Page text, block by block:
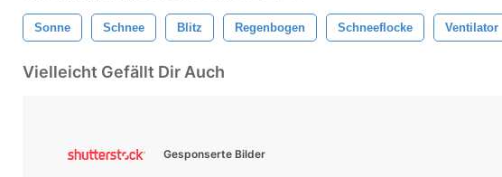
Sonne Schnee Blitz Regenbogen Schneeflocke Ventilator
Vielleicht Gefällt Dir Auch
Gesponserte Bilder